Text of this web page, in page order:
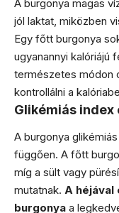
A burgonya magas
jól laktat, miközben
Egy főtt burgonya
ugyanannyi kalóriájú
természetes módon
kontrollálni a
Glikémiás
A burgonya
függően. A főtt
míg a sült vagy
mutatnak. A
burgonya a